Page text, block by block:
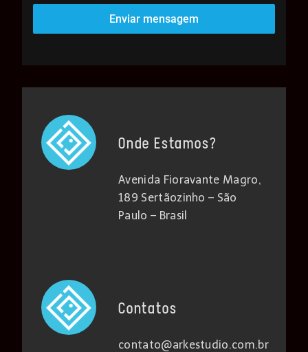
Enviar mensagem
Onde Estamos?
Avenida Fioravante Magro,
189 Sertãozinho – São
Paulo – Brasil
Contatos
contato@arkestudio.com.br